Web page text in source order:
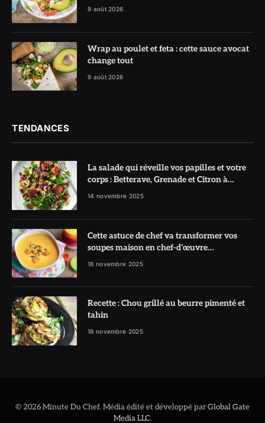
9 août 2026
Wrap au poulet et feta : cette sauce avocat
change tout
9 août 2026
TENDANCES
La salade qui réveille vos papilles et votre
corps : Betterave, Grenade et Citron à
l’honneur
14 novembre 2025
Cette astuce de chef va transformer vos
soupes maison en chef-d’œuvre
réconfortant
18 novembre 2025
Recette : Chou grillé au beurre pimenté et
tahin
18 novembre 2025
© 2026 Minute Du Chef. Média édité et développé parGlobal Gate
Media LLC.